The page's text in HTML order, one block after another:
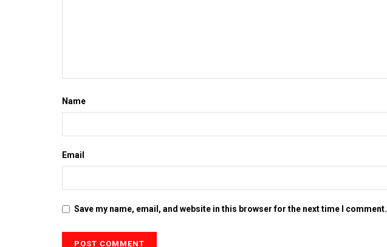
Name
Email
Save my name, email, and website in this browser for the next time I comment.